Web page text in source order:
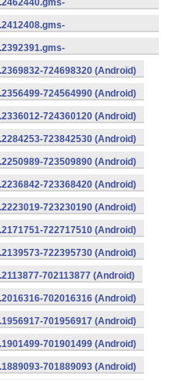
724698320 (Android)
724564990 (Android)
724360120 (Android)
723842530 (Android)
723509890 (Android)
723368420 (Android)
723230190 (Android)
722717510 (Android)
722395730 (Android)
702113877 (Android)
702016316 (Android)
701956917 (Android)
701901499 (Android)
701889093 (Android)